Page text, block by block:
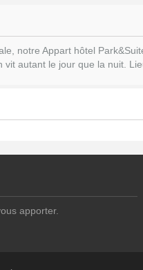
notre Appart hôtel
autant le jour que la nuit.
apporter.